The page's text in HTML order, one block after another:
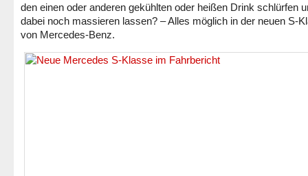
den einen oder anderen gekühlten oder heißen Drink schlürfen
dabei noch massieren lassen? – Alles möglich in der neuen S-
von Mercedes-Benz.